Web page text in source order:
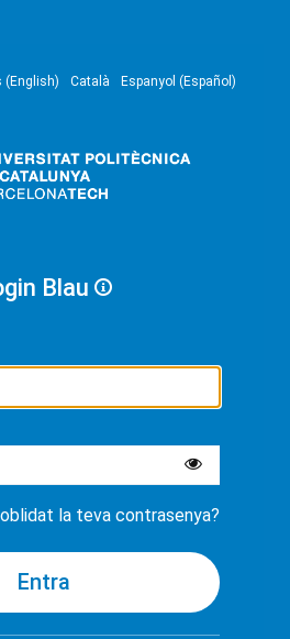
(English) Català Espanyol (Español)
Blau
la teva contrasenya?